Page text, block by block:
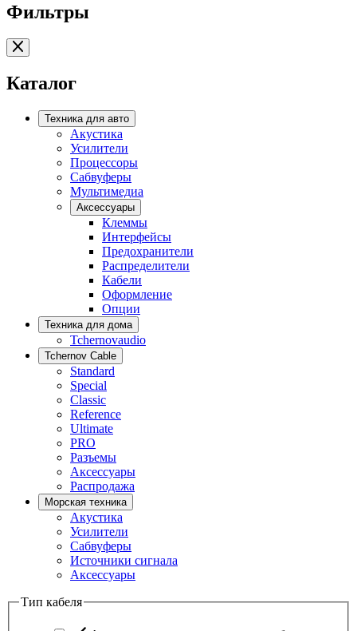
Фильтры
Каталог
Техника для авто
Акустика
Усилители
Процессоры
Сабвуферы
Мультимедиа
Аксессуары
Клеммы
Интерфейсы
Предохранители
Распределители
Кабели
Оформление
Опции
Техника для дома
Tchernovaudio
Tchernov Cable
Standard
Special
Classic
Reference
Ultimate
PRO
Разъемы
Аксессуары
Распродажа
Морская техника
Акустика
Усилители
Сабвуферы
Источники сигнала
Аксессуары
Тип кабеля